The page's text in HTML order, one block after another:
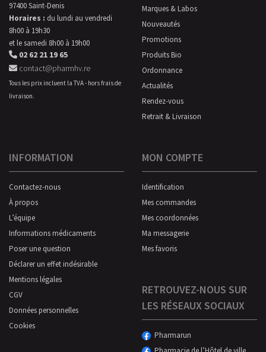
97400 Saint-Denis
Horaires : du lundi au vendredi
8h00 à 19h30
et le samedi 8h00 à 19h00
02 62 21 19 65
contact@pharmhv.re
Tous les prix incluent la TVA - hors frais de
livraison.
Marques & Labos
Nouveautés
Promotions
Produits Bio
Ordonnance
Actualités
Rendez-vous
Retrait & Livraison
INFORMATION
Contactez-nous
À propos
L’équipe
Informations médicaments
Poser une question
Déclarer un effet indésirable
Mentions légales
CGV
Données personnelles
Cookies
MON COMPTE
Identification
Mes commandes
Mes coordonnées
Ma messagerie
Mes favoris
RETROUVEZ-NOUS SUR
LES RÉSEAUX SOCIAUX
Pharmarun